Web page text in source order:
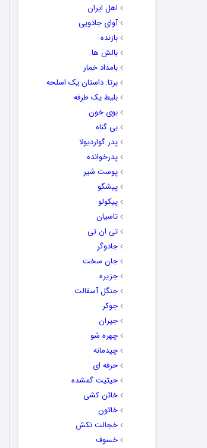
اهل ایران
آوای جادویی
بازنده
بالش ها
بامداد خمار
برتا: داستان یک اسلحه
بلیط یک‌‌ طرفه
بوی خون
بی گناه
پدر گواردیولا
پدرخوانده
پوست شیر
پیشگو
پیکولو
تاسیان
تی ان تی
جادوگر
جان سخت
جزیره
جنگل آسفالت
جوکر
جیران
چهره شو
چیدمانه
حرفه ای
حیثیت گمشده
خائن کشی
خاتون
خجالت نکش
خسوف